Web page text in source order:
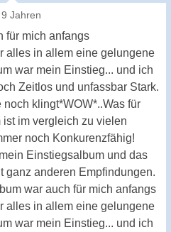
Jahren
für mich anfangs
alles in allem eine gelungene
war mein Einstieg... und ich
Zeitlos und unfassbar Stark.
klingt*WOW*..Was für
im vergleich zu vielen
noch Konkurenzfähig!
Einstiegsalbum und das
ganz anderen Empfindungen.
war auch für mich anfangs
alles in allem eine gelungene
war mein Einstieg... und ich